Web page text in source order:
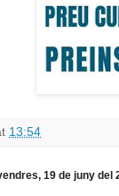
13:54
19 de juny del